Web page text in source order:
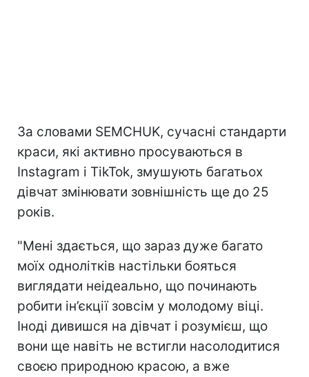
За словами SEMCHUK, сучасні стандарти
краси, які активно просуваються в
Instagram і TikTok, змушують багатьох
дівчат змінювати зовнішність ще до 25
років.
"Мені здається, що зараз дуже багато
моїх однолітків настільки бояться
виглядати неідеально, що починають
робити ін’єкції зовсім у молодому віці.
Іноді дивишся на дівчат і розумієш, що
вони ще навіть не встигли насолодитися
своєю природною красою, а вже